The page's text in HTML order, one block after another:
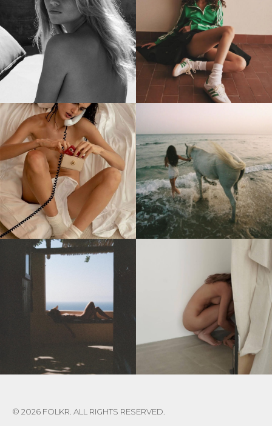
© 2026 FOLKR. ALL RIGHTS RESERVED.